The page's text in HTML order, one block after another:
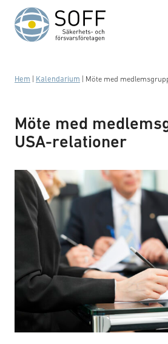
Hoppa till innehåll
Hem Kalendarium Möte med
Möte med
USA-relationer
Business meeting with work on